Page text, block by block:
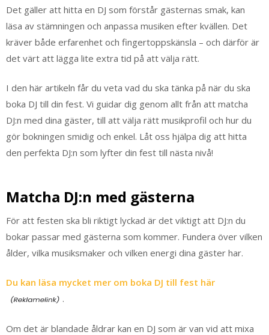
Det gäller att hitta en DJ som förstår gästernas smak, kan
läsa av stämningen och anpassa musiken efter kvällen. Det
kräver både erfarenhet och fingertoppskänsla – och därför är
det värt att lägga lite extra tid på att välja rätt.
I den här artikeln får du veta vad du ska tänka på när du ska
boka DJ till din fest. Vi guidar dig genom allt från att matcha
DJ:n med dina gäster, till att välja rätt musikprofil och hur du
gör bokningen smidig och enkel. Låt oss hjälpa dig att hitta
den perfekta DJ:n som lyfter din fest till nästa nivå!
Matcha DJ:n med gästerna
För att festen ska bli riktigt lyckad är det viktigt att DJ:n du
bokar passar med gästerna som kommer. Fundera över vilken
ålder, vilka musiksmaker och vilken energi dina gäster har.
Du kan läsa mycket mer om boka DJ till fest här
.
Om det är blandade åldrar kan en DJ som är van vid att mixa